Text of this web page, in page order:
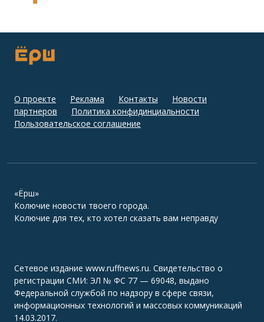
О проекте Реклама Контакты
Новости
партнеров
Политика конфидинциальности
Пользовательское соглашение
«Ёрш»
Колючие новости твоего города.
Колючие для тех, кто хотел сказать вам неправду
Сетевое издание www.ruffnews.ru. Свидетельство о
регистрации СМИ: ЭЛ № ФС 77 — 69048, выдано
Федеральной службой по надзору в сфере связи,
информационных технологий и массовых коммуникаций
14.03.2017.